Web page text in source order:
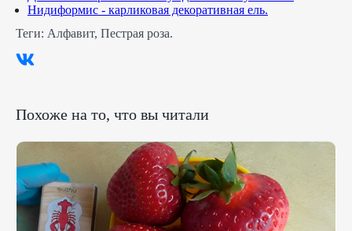
Нидиформис - карликовая декоративная ель.
Теги: Алфавит, Пестрая роза.
Похоже на то, что вы читали